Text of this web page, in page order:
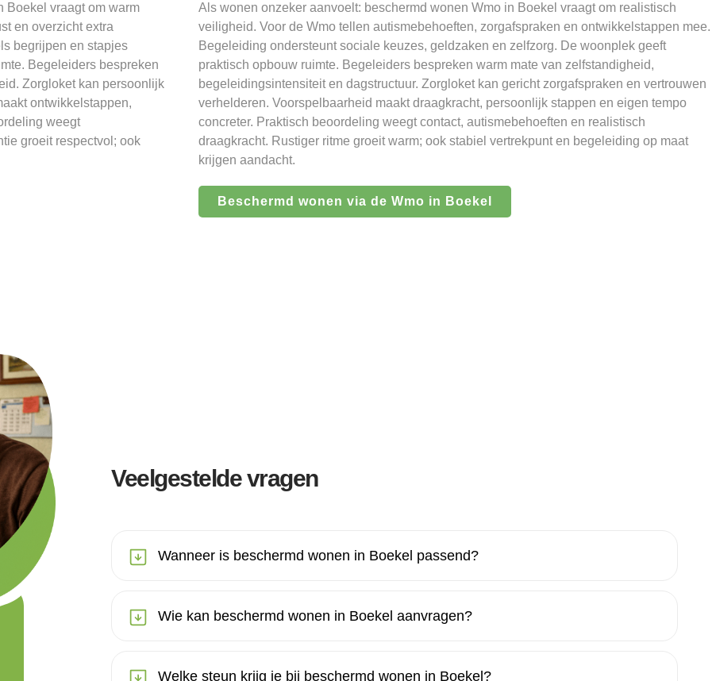
Boekel vraagt om warm
en overzicht extra
begrijpen en stapjes
Begeleiders bespreken
Zorgloket kan persoonlijk
ontwikkelstappen,
weegt
groeit respectvol; ook
Als wonen onzeker aanvoelt: beschermd wonen Wmo in Boekel vraagt om realistisch
veiligheid. Voor de Wmo tellen autismebehoeften, zorgafspraken en ontwikkelstappen mee.
Begeleiding ondersteunt sociale keuzes, geldzaken en zelfzorg. De woonplek geeft
praktisch opbouw ruimte. Begeleiders bespreken warm mate van zelfstandigheid,
begeleidingsintensiteit en dagstructuur. Zorgloket kan gericht zorgafspraken en vertrouwen
verhelderen. Voorspelbaarheid maakt draagkracht, persoonlijk stappen en eigen tempo
concreter. Praktisch beoordeling weegt contact, autismebehoeften en realistisch
draagkracht. Rustiger ritme groeit warm; ook stabiel vertrekpunt en begeleiding op maat
krijgen aandacht.
Beschermd wonen via de Wmo in Boekel
Veelgestelde vragen
Wanneer is beschermd wonen in Boekel passend?
Wie kan beschermd wonen in Boekel aanvragen?
Welke steun krijg je bij beschermd wonen in Boekel?